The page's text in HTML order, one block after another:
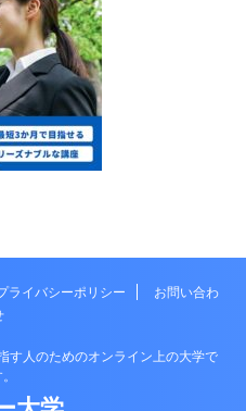
ライバシーポリシー
お問い合わ
す人のためのオンライン上の大学で